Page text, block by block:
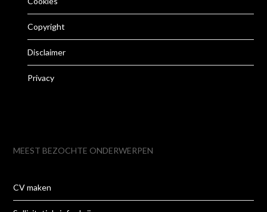
Copyright
Disclaimer
Privacy
MEEST BEZOCHTE ONDERWERPEN
CV maken